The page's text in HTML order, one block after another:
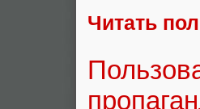
Читать